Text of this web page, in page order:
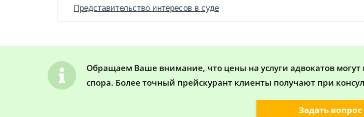
Представительство интересов в суде
Обращаем Ваше внимание, что цены на услуги адвокатов
спора. Более точный прейскурант клиенты получают при
Задать вопрос